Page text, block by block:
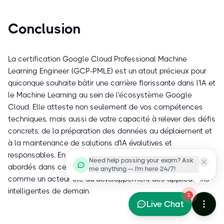
Conclusion
La certification Google Cloud Professional Machine
Learning Engineer (GCP-PMLE) est un atout précieux pour
quiconque souhaite bâtir une carrière florissante dans l'IA et
le Machine Learning au sein de l'écosystème Google
Cloud. Elle atteste non seulement de vos compétences
techniques, mais aussi de votre capacité à relever des défis
concrets, de la préparation des données au déploiement et
à la maintenance de solutions d'IA évolutives et
responsables. En maîtrisant les concepts et les outils
abordés dans cette certification, vous vous positionnez
comme un acteur clé du développement des applications
intelligentes de demain.
Need help passing your exam? Ask
me anything — I'm here 24/7!
1
Live Chat